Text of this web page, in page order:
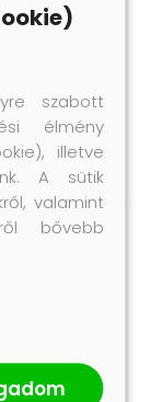
szabott
élmény
illetve
A sütik
valamint
bővebb